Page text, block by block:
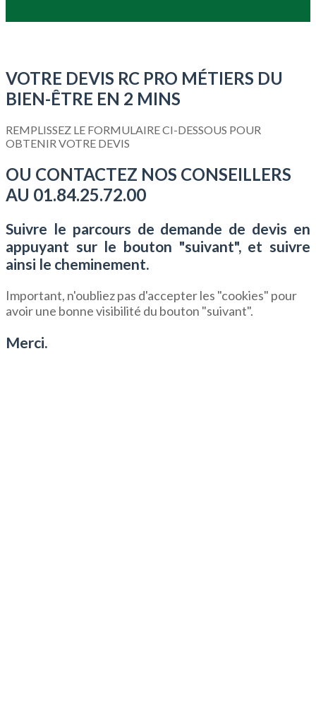
VOTRE DEVIS RC PRO MÉTIERS DU
BIEN-ÊTRE EN 2 MINS
REMPLISSEZ LE FORMULAIRE CI-DESSOUS POUR
OBTENIR VOTRE DEVIS
OU CONTACTEZ NOS CONSEILLERS
AU 01.84.25.72.00
Suivre le parcours de demande de devis en
appuyant sur le bouton "suivant", et suivre
ainsi le cheminement.
Important, n'oubliez pas d'accepter les "cookies" pour
avoir une bonne visibilité du bouton "suivant".
Merci.